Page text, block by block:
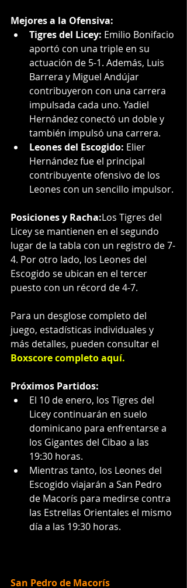
Mejores a la Ofensiva:
Tigres del Licey: Emilio Bonifacio
aportó con una triple en su
actuación de 5-1. Además, Luis
Barrera y Miguel Andújar
contribuyeron con una carrera
impulsada cada uno. Yadiel
Hernández conectó un doble y
también impulsó una carrera.
Leones del Escogido: Elier
Hernández fue el principal
contribuyente ofensivo de los
Leones con un sencillo impulsor.
Posiciones y Racha:Los Tigres del
Licey se mantienen en el segundo
lugar de la tabla con un registro de 7-
4. Por otro lado, los Leones del
Escogido se ubican en el tercer
puesto con un récord de 4-7.
Para un desglose completo del
juego, estadísticas individuales y
más detalles, pueden consultar el
Boxscore completo aquí.
Próximos Partidos:
El 10 de enero, los Tigres del
Licey continuarán en suelo
dominicano para enfrentarse a
los Gigantes del Cibao a las
19:30 horas.
Mientras tanto, los Leones del
Escogido viajarán a San Pedro
de Macorís para medirse contra
las Estrellas Orientales el mismo
día a las 19:30 horas.
San Pedro de Macorís